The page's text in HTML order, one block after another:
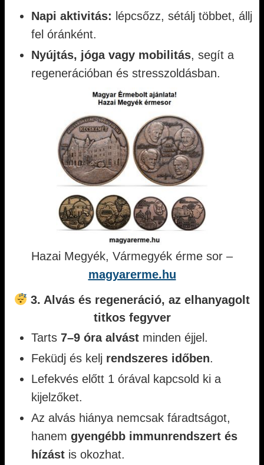
Napi aktivitás: lépcsőzz, sétálj többet, állj
fel óránként.
Nyújtás, jóga vagy mobilitás, segít a
regenerációban és stresszoldásban.
Hazai Megyék, Vármegyék érme sor –
magyarerme.hu
3. Alvás és regeneráció, az elhanyagolt
titkos fegyver
Tarts 7–9 óra alvást minden éjjel.
Feküdj és kelj rendszeres időben.
Lefekvés előtt 1 órával kapcsold ki a
kijelzőket.
Az alvás hiánya nemcsak fáradtságot,
hanem gyengébb immunrendszert és
hízást is okozhat.